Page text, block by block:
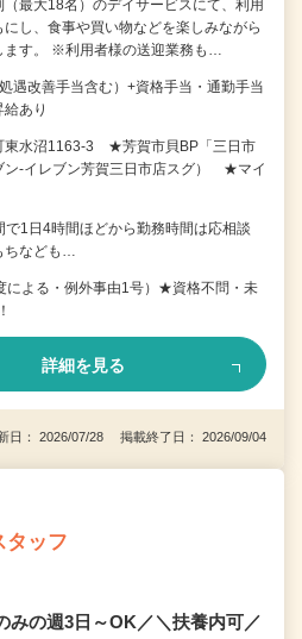
最大18名）のデイサービスにて、利用
し、食事や買い物などを楽しみながら
ます。 ※利用者様の送迎業務も…
遇改善手当含む）+資格手当・通勤手当
あり
東水沼1163-3 ★芳賀市貝BP「三日市
ン-イレブン芳賀三日市店スグ） ★マイ
1日4時間ほどから勤務時間は応相談
ちなども…
による・例外事由1号）★資格不問・未
詳細を見る
日： 2026/07/28 掲載終了日： 2026/09/04
タッフ
みの週3日～OK／＼扶養内可／